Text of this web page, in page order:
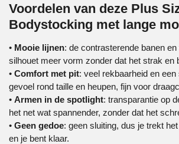
Voordelen van deze Plus
Bodystocking met lange
• Mooie lijnen: de contrasterende banen
silhouet meer vorm zonder dat het strak en
• Comfort met pit: veel rekbaarheid en
gevoel rond taille en heupen, fijn voor
• Armen in de spotlight: transparantie op
het net wat spannender, zonder dat het
• Geen gedoe: geen sluiting, dus je trekt
en je bent klaar.